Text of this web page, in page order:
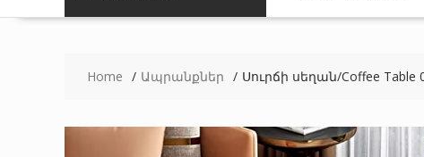
Home Ապրանքներ Սուրճի սեղան/Coffee Table